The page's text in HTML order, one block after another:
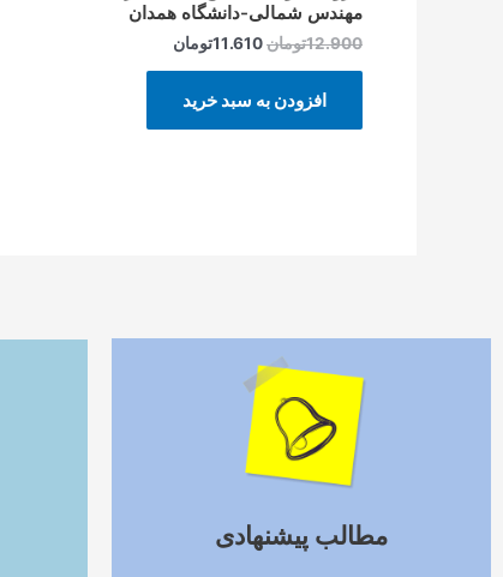
مهندس شمالی-دانشگاه همدان
12.900تومان11.610تومان
افزودن به سبد خرید
مطالب پیشنهادی